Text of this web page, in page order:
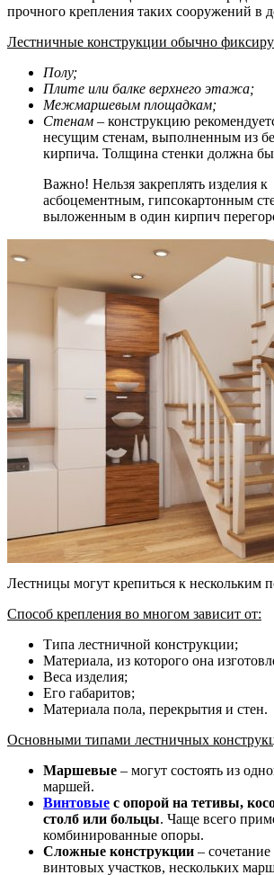
прочного крепления таких сооружений в
Лестничные конструкции обычно
Полу;
Плите или балке верхнего этажа;
Межмаршевым площадкам;
Стенам – конструкцию
несущим стенам, выполненным из
кирпича. Толщина стенки должна
Важно! Нельзя закреплять изделия к
асбоцементным, гипсокартонным
выложенным в один кирпич
Лестницы могут крепиться к нескольким
Способ крепления во многом зависит от:
Типа лестничной конструкции;
Материала, из которого она
Веса изделия;
Его габаритов;
Материала пола, перекрытия и стен.
Основными типами лестничных
Маршевые – могут состоять из
маршей.
Винтовые с опорой на тетивы,
столб или больцы. Чаще всего
комбинированные опоры.
Сложные конструкции –
винтовых участков, нескольких